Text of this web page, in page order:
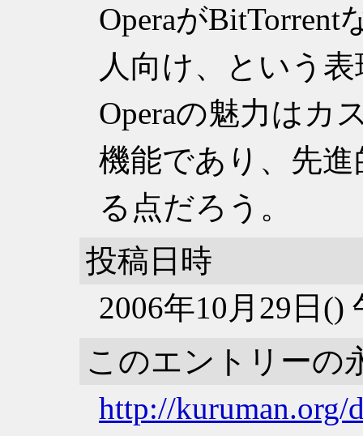
Operaが
人向け、という
Operaの魅力はカ
機能であり、先
る点だろう。
投稿日時
2006年10月29日()
このエントリーの
http://kuruman.org/